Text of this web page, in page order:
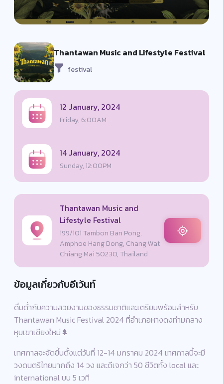
Thantawan Music and Lifestyle Festival
festival
12 January, 2024
Friday, 6:00AM
14 January, 2024
Sunday, 12:00PM
Thantawan Music and
Lifestyle Festival
199/101 Tambon Ban Pong,
Amphoe Hang Dong, Chang Wat
Chiang Mai 50230, Thailand
ข้อมูลเกี่ยวกับอีเว้นท์
ดื่มด่ำกับความสวยงามของธรรมชาติและเตรียมพร้อมสำหรับ
Thantawan Music Festival 2024 ที่อำเภอหางดงท่ามกลาง
หุบเขาเชียงใหม่🌲
เทศกาลจะจัดขึ้นตั้งแต่วันที่ 12-14 มกราคม 2024 เทศกาลนี้จะมี
วงดนตรีไทยมากถึง 14 วง และดีเจกว่า 50 ชีวิตทั้ง local และ
international บน 5 เวที